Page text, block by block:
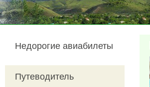
Недорогие авиабилеты
Путеводитель